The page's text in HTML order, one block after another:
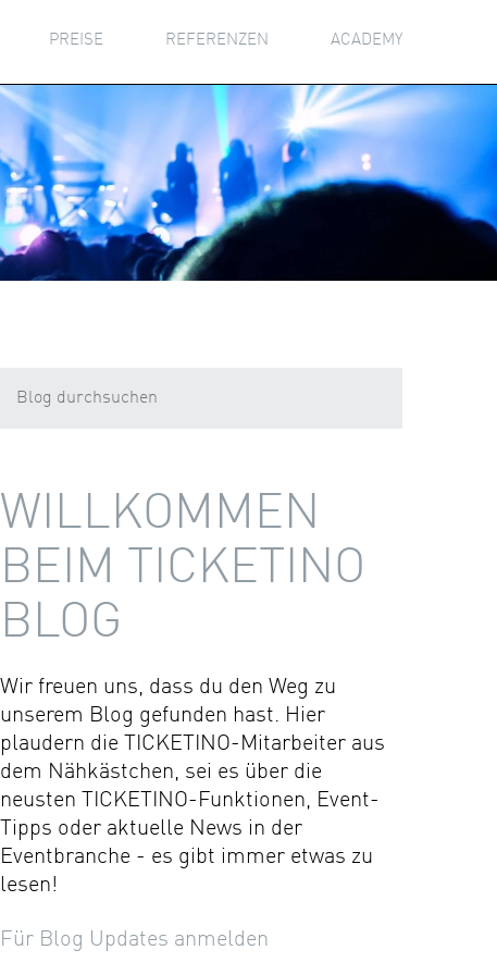
PREISE REFERENZEN ACADEMY
WILLKOMMEN
BEIM TICKETINO
BLOG
Wir freuen uns, dass du den Weg zu
unserem Blog gefunden hast. Hier
plaudern die TICKETINO-Mitarbeiter aus
dem Nähkästchen, sei es über die
neusten TICKETINO-Funktionen, Event-
Tipps oder aktuelle News in der
Eventbranche - es gibt immer etwas zu
lesen!
Für Blog Updates anmelden